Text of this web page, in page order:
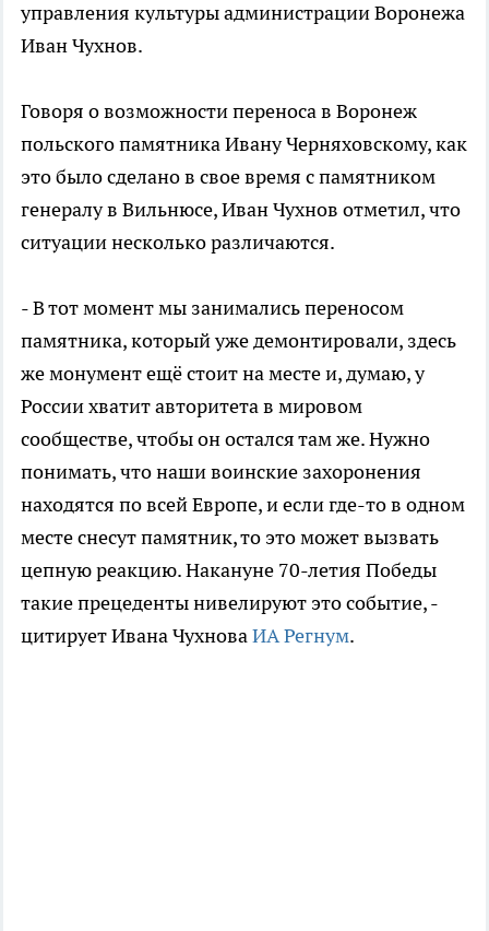
управления культуры администрации Воронежа
Иван Чухнов.
Говоря о возможности переноса в Воронеж
польского памятника Ивану Черняховскому, как
это было сделано в свое время с памятником
генералу в Вильнюсе, Иван Чухнов отметил, что
ситуации несколько различаются.
- В тот момент мы занимались переносом
памятника, который уже демонтировали, здесь
же монумент ещё стоит на месте и, думаю, у
России хватит авторитета в мировом
сообществе, чтобы он остался там же. Нужно
понимать, что наши воинские захоронения
находятся по всей Европе, и если где-то в одном
месте снесут памятник, то это может вызвать
цепную реакцию. Накануне 70-летия Победы
такие прецеденты нивелируют это событие, -
цитирует Ивана ЧухноваИА Регнум.